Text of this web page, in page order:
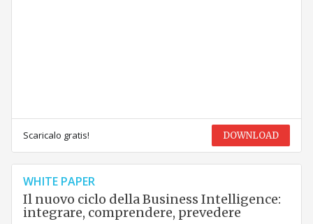
Scaricalo gratis! DOWNLOAD
WHITE PAPER
Il nuovo ciclo della Business Intelligence:
integrare, comprendere, prevedere